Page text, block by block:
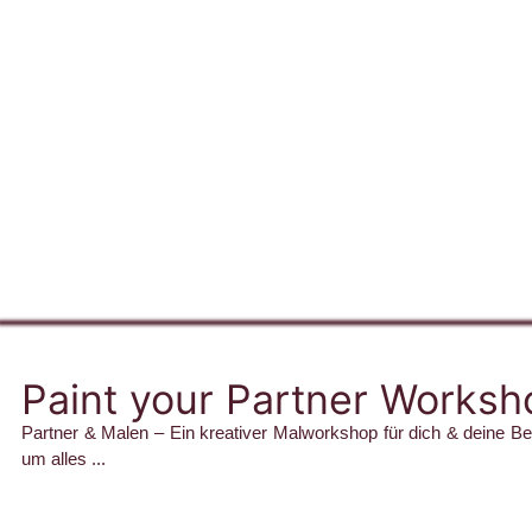
Paint your Partner
Partner & Malen – Ein kreativer Malworkshop für dich & deine
um alles ...